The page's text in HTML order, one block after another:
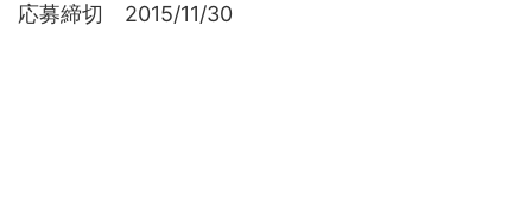
応募締切 2015/11/30